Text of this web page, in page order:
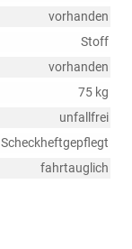
vorhanden
Stoff
vorhanden
75 kg
unfallfrei
Scheckheftgepflegt
fahrtauglich